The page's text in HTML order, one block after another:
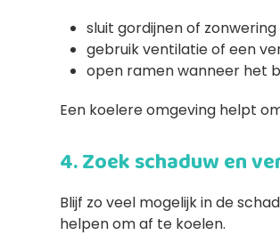
sluit gordijnen of
gebruik ventilatie of een
open ramen wanneer het
Een koelere omgeving helpt
4. Zoek schaduw en
Blijf zo veel mogelijk in de
helpen om af te koelen.